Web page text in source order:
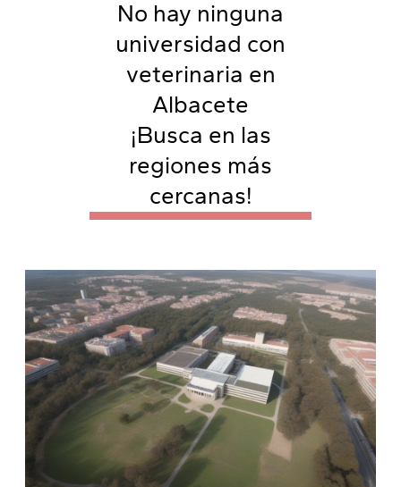
No hay ninguna
universidad con
veterinaria en
Albacete
¡Busca en las
regiones más
cercanas!